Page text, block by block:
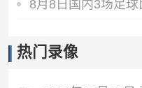
热门录像